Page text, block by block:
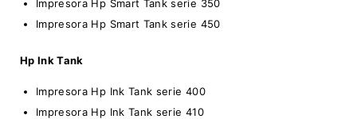
Impresora Hp Smart Tank serie 350
Impresora Hp Smart Tank serie 450
Hp Ink Tank
Impresora Hp Ink Tank serie 400
Impresora Hp Ink Tank serie 410